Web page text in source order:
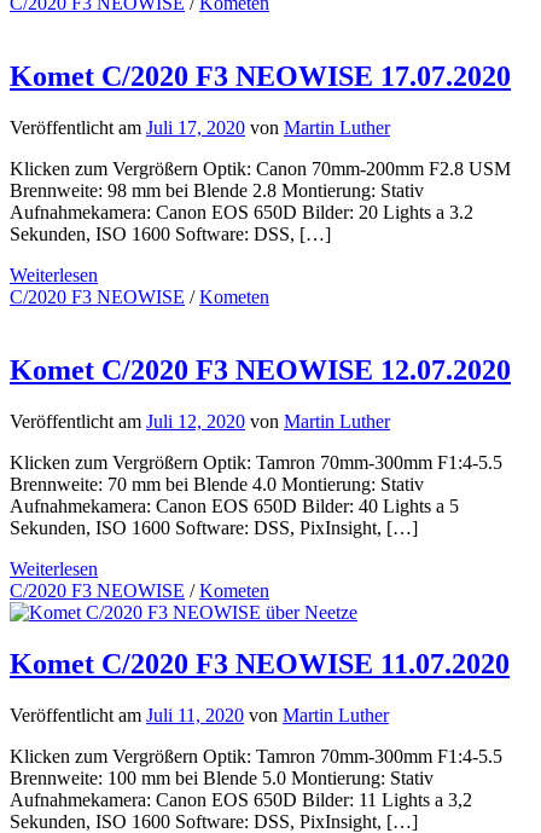
Komet C/2020 F3 NEOWISE 17.07.2020
Veröffentlicht am Juli 17, 2020 von Martin Luther
Klicken zum Vergrößern Optik: Canon 70mm-200mm F2.8 USM
Brennweite: 98 mm bei Blende 2.8 Montierung: Stativ
Aufnahmekamera: Canon EOS 650D Bilder: 20 Lights a 3.2
Sekunden, ISO 1600 Software: DSS, […]
Weiterlesen
C/2020 F3 NEOWISE /Kometen
Komet C/2020 F3 NEOWISE 12.07.2020
Veröffentlicht am Juli 12, 2020 von Martin Luther
Klicken zum Vergrößern Optik: Tamron 70mm-300mm F1:4-5.5
Brennweite: 70 mm bei Blende 4.0 Montierung: Stativ
Aufnahmekamera: Canon EOS 650D Bilder: 40 Lights a 5
Sekunden, ISO 1600 Software: DSS, PixInsight, […]
Weiterlesen
C/2020 F3 NEOWISE /Kometen
Komet C/2020 F3 NEOWISE 11.07.2020
Veröffentlicht am Juli 11, 2020 von Martin Luther
Klicken zum Vergrößern Optik: Tamron 70mm-300mm F1:4-5.5
Brennweite: 100 mm bei Blende 5.0 Montierung: Stativ
Aufnahmekamera: Canon EOS 650D Bilder: 11 Lights a 3,2
Sekunden, ISO 1600 Software: DSS, PixInsight, […]